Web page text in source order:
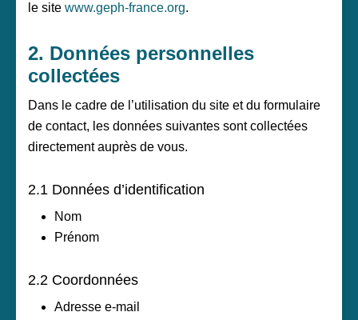
le site www.geph-france.org.
2. Données personnelles
collectées
Dans le cadre de l’utilisation du site et du formulaire
de contact, les données suivantes sont collectées
directement auprès de vous.
2.1 Données d’identification
Nom
Prénom
2.2 Coordonnées
Adresse e-mail